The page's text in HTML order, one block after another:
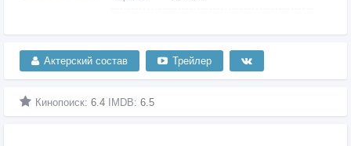
Актерский состав Трейлер
Кинопоиск: 6.4 IMDB: 6.5